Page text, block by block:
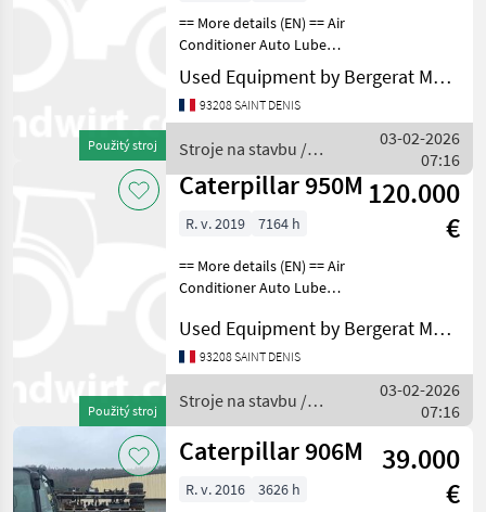
Použitý stroj
== More details (EN) == Air
Conditioner Auto Lube
Beacon Emissions Level -
EU - EU STAGE V Lighting
Mirrors Online Owner's
Ultra Low Su
Used Equipment by Bergerat Monnoyeur
93208 SAINT DENIS
Stroje na stavbu /
Caterpillar
03-02-2026
07:16
Použitý stroj
Caterpillar 950M120.000
€
R. v. 2019 7164 h
== More details (EN) == Air
Conditioner Auto Lube
EPA - EPA TIER 4f Emissions
Level - EU - EU STAGE V
Lighting Mirrors Online
Owner's Man
Used Equipment by Bergerat Monnoyeur
93208 SAINT DENIS
Stroje na stavbu /
Caterpillar
03-02-2026
07:16
Caterpillar 906M
39.000
€
R. v. 2016 3626 h